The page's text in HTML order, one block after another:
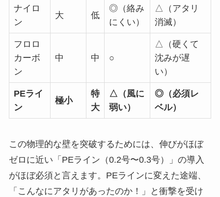
ナイロ
ン
大 低
◎（絡み
にくい）
△（アタリ
消滅）
フロロ
カーボ
ン
中 中 ○
△（硬くて
沈みが遅
い）
PEライ
ン
極小
特
大
△（風に
弱い）
◎（必須レ
ベル）
この物理的な壁を突破するためには、伸びがほぼ
ゼロに近い 「PEライン（0.2号〜0.3号）」の導入
がほぼ必須と言えます。PEラインに変えた途端、
「こんなにアタリがあったのか！」と衝撃を受け